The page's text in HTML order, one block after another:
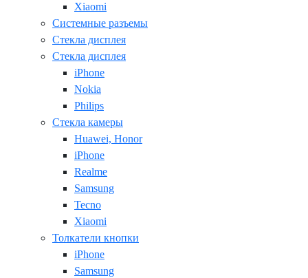
Xiaomi
Системные разъемы
Стекла дисплея
Стекла дисплея
iPhone
Nokia
Philips
Стекла камеры
Huawei, Honor
iPhone
Realme
Samsung
Tecno
Xiaomi
Толкатели кнопки
iPhone
Samsung